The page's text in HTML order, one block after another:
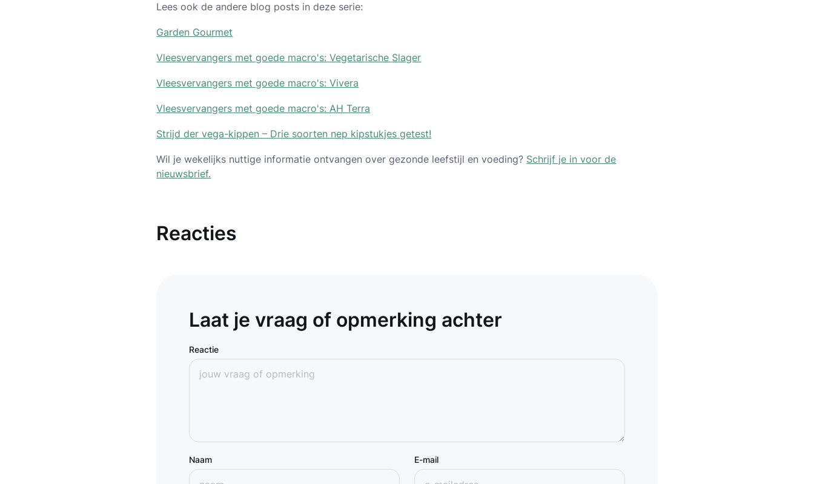
Lees ook de andere blog posts in deze serie:
Garden Gourmet
Vleesvervangers met goede macro's: Vegetarische Slager
Vleesvervangers met goede macro's: Vivera
Vleesvervangers met goede macro's: AH Terra
Strijd der vega-kippen – Drie soorten nep kipstukjes getest!
Wil je wekelijks nuttige informatie ontvangen over gezonde leefstijl en voeding? Schrijf je in voor de
nieuwsbrief.
Reacties
Laat je vraag of opmerking achter
Reactie
Naam E-mail